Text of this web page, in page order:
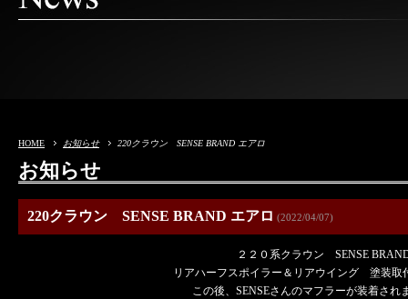
HOME お知らせ 220クラウン SENSE BRAND エアロ
お知らせ
220クラウン SENSE BRAND エアロ (2022/04/07)
２２０系クラウン SENSE
リアハーフスポイラー＆リアウイング 塗装取
この後、SENSEさんのマフラーが装着され